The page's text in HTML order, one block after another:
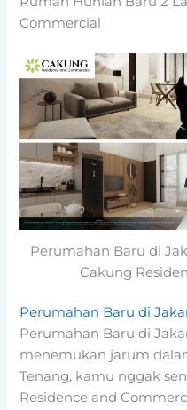
Commercial
Perumahan Baru di
Cakung
Perumahan Baru di
Perumahan Baru di
menemukan jarum
Tenang, kamu nggak
Residence and